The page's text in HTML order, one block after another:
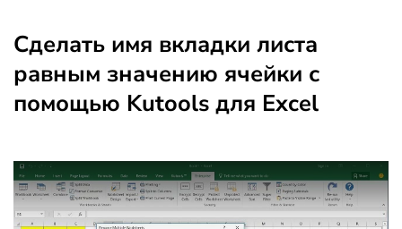
Сделать имя вкладки листа
равным значению ячейки с
помощью Kutools для Excel